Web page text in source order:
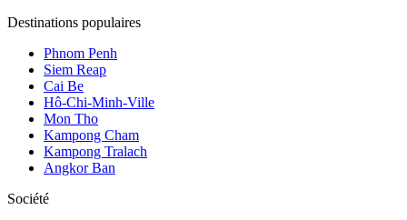
Destinations populaires
Phnom Penh
Siem Reap
Cai Be
Hô-Chi-Minh-Ville
Mon Tho
Kampong Cham
Kampong Tralach
Angkor Ban
Société